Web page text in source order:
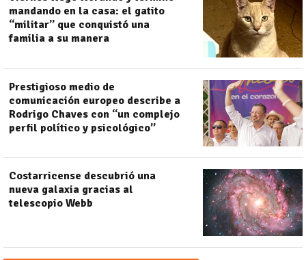
mandando en la casa: el gatito
“militar” que conquistó una
familia a su manera
Prestigioso medio de
comunicación europeo describe a
Rodrigo Chaves con “un complejo
perfil político y psicológico”
Costarricense descubrió una
nueva galaxia gracias al
telescopio Webb